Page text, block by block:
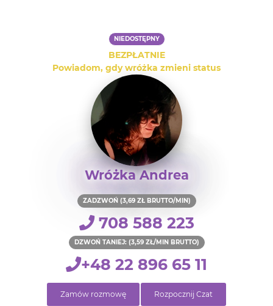
NIEDOSTĘPNY
BEZPŁATNIE
Powiadom, gdy wróżka zmieni status
Wróżka Andrea
ZADZWOŃ (3,69 ZŁ BRUTTO/MIN)
708 588 223
DZWOŃ TANIEJ: (3,59 ZŁ/MIN BRUTTO)
+48 22 896 65 11
Zamów rozmowę Rozpocznij Czat